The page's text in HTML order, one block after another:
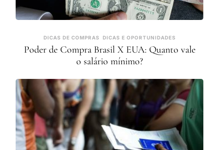
DICAS DE COMPRAS DICAS E OPORTUNIDADES
Poder de Compra Brasil X EUA: Quanto vale
o salário mínimo?